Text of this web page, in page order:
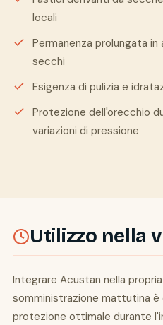
locali
Permanenza prolungata
secchi
Esigenza di pulizia e
Protezione dell'orecchio
variazioni di pressione
Utilizzo nella
Integrare Acustan nella
somministrazione mattutina è
protezione ottimale durante